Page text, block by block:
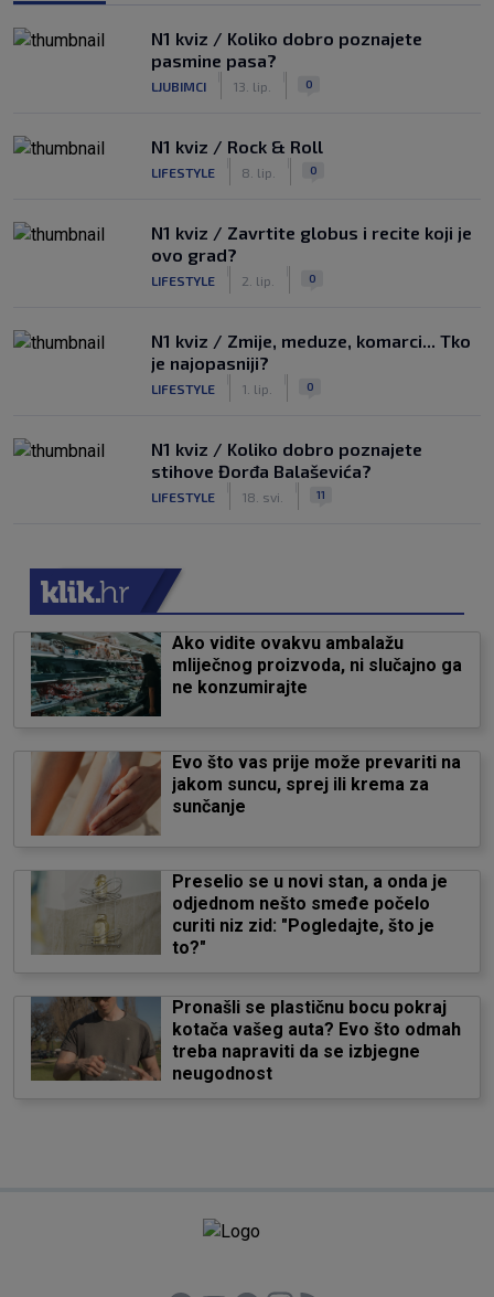
N1 kviz / Koliko dobro poznajete
pasmine pasa?
LJUBIMCI 13. lip. 0
N1 kviz / Rock & Roll
LIFESTYLE 8. lip. 0
N1 kviz / Zavrtite globus i recite koji je
ovo grad?
LIFESTYLE 2. lip. 0
N1 kviz / Zmije, meduze, komarci... Tko
je najopasniji?
LIFESTYLE 1. lip. 0
N1 kviz / Koliko dobro poznajete
stihove Đorđa Balaševića?
LIFESTYLE 18. svi. 11
Ako vidite ovakvu ambalažu
mliječnog proizvoda, ni slučajno ga
ne konzumirajte
Evo što vas prije može prevariti na
jakom suncu, sprej ili krema za
sunčanje
Preselio se u novi stan, a onda je
odjednom nešto smeđe počelo
curiti niz zid: "Pogledajte, što je
to?"
Pronašli se plastičnu bocu pokraj
kotača vašeg auta? Evo što odmah
treba napraviti da se izbjegne
neugodnost